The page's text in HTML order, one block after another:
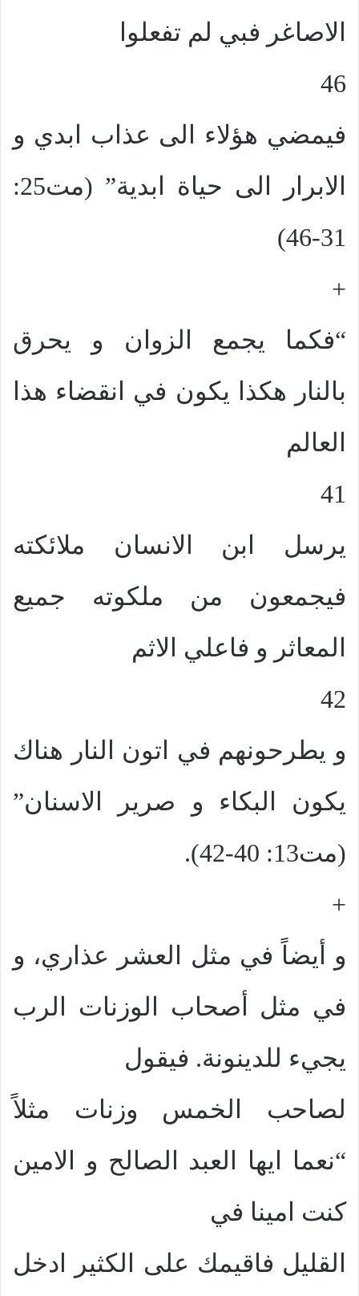
الاصاغر فبي لم تفعلوا
46
فيمضي هؤلاء الى عذاب ابدي و
الابرار الى حياة ابدية” (مت25:
31-46)
+
“فكما يجمع الزوان و يحرق
بالنار هكذا يكون في انقضاء هذا
العالم
41
يرسل ابن الانسان ملائكته
فيجمعون من ملكوته جميع
المعاثر و فاعلي الاثم
42
و يطرحونهم في اتون النار هناك
يكون البكاء و صرير الاسنان”
(مت13: 40-42).
+
و أيضاً في مثل العشر عذاري، و
في مثل أصحاب الوزنات الرب
يجيء للدينونة. فيقول
لصاحب الخمس وزنات مثلاً
“نعما ايها العبد الصالح و الامين
كنت امينا في
القليل فاقيمك على الكثير ادخل